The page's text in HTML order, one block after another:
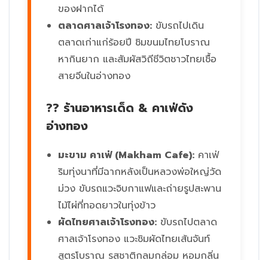
ของฝากได้
ตลาดศาลเจ้าโรงทอง: ขับรถไปเดิน
ตลาดเก่าแก่ร้อยปี ชิมขนมไทยโบราณ
หากินยาก และสัมผัสวิถีชีวิตชาวไทยเชื้อ
สายจีนในอ่างทอง
?? ร้านอาหารเด็ด & คาเฟ่ดัง
อ่างทอง
มะขาม คาเฟ่ (Makham Cafe): คาเฟ่
ริมทุ่งนาที่มีฉากหลังเป็นหลวงพ่อใหญ่วัด
ม่วง ขับรถแวะจิบกาแฟและถ่ายรูปสะพาน
ไม้ไผ่ที่ทอดยาวในทุ่งข้าว
ผัดไทยศาลเจ้าโรงทอง: ขับรถไปตลาด
ศาลเจ้าโรงทอง แวะชิมผัดไทยเส้นจันท์
สูตรโบราณ รสชาติกลมกล่อม หอมกลิ่น